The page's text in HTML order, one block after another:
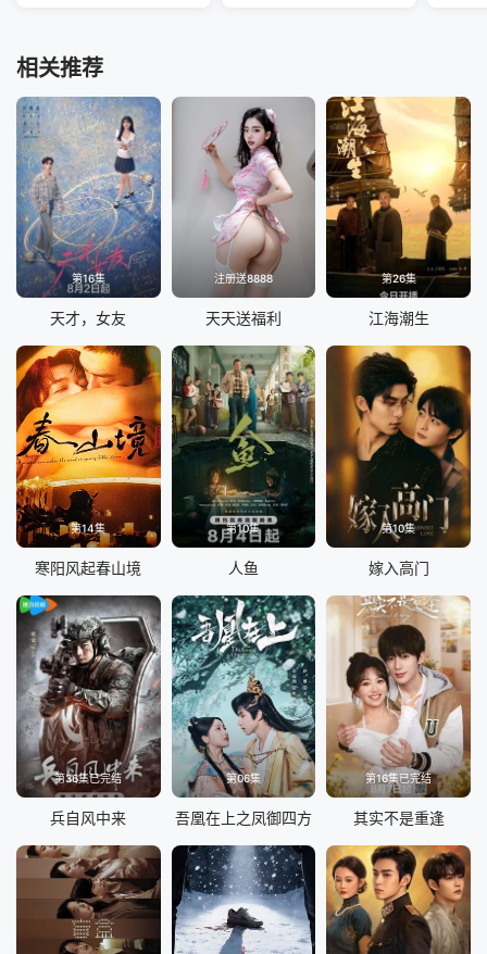
相关推荐
第16集
天才，女友
注册送8888
天天送福利
第26集
江海潮生
第14集
寒阳风起春山境
第10集
人鱼
第10集
嫁入高门
第36集已完结
兵自风中来
第06集
吾凰在上之凤御四方
第16集已完结
其实不是重逢